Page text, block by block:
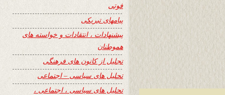
فوتی
پیامهای تبریکی
پیشنهادات ، انتقادات و خواسته های
هموطنان
تجلیل از کانون های فرهنگی
تحلیل های سیاسی – اجتماعی
تحلیل های سیاسی ، اجتماعی ،